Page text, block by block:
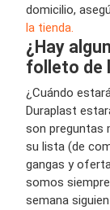
domicilio,
la tienda.
¿Hay
folleto de
¿Cuándo
Duraplast
son preguntas
su lista (de
gangas y
somos
semana